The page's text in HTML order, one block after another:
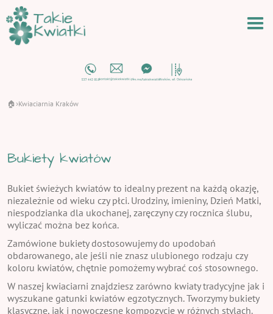
🏠 ›Kwiaciarnia Kraków
Bukiety kwiatów
Bukiet świeżych kwiatów to idealny prezent na każdą okazję,
niezależnie od wieku czy płci. Urodziny, imieniny, Dzień Matki,
niespodzianka dla ukochanej, zaręczyny czy rocznica ślubu,
wyliczać można bez końca.
Zamówione bukiety dostosowujemy do upodobań
obdarowanego, ale jeśli nie znasz ulubionego rodzaju czy
koloru kwiatów, chętnie pomożemy wybrać coś stosownego.
W naszej kwiaciarni znajdziesz zarówno kwiaty tradycyjne jak i
wyszukane gatunki kwiatów egzotycznych. Tworzymy bukiety
klasyczne, jak i nowoczesne kompozycje w różnych stylach.